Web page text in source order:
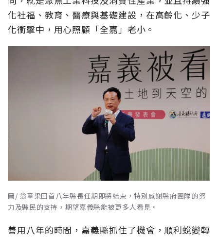
化社福、教育、醫療與基礎建設，在高齡化、少子
化衝擊中，用心照顧「全嘉」老小。
圖/ 翁章梁回首八年縣長任期即將結束，特別感謝縣府團隊的努
力及縣民的支持，期望嘉義縣能被更多人看見。
善用八年的時間，嘉義縣抓住了機會，順利蛻變轉